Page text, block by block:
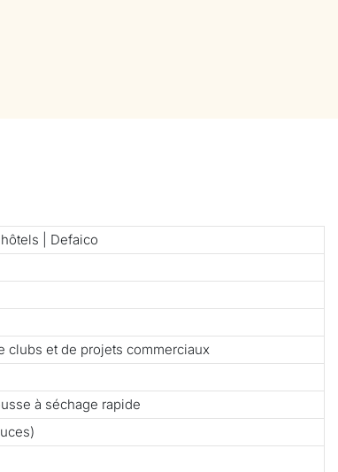
| Defaico
clubs et de projets commerciaux
à séchage rapide